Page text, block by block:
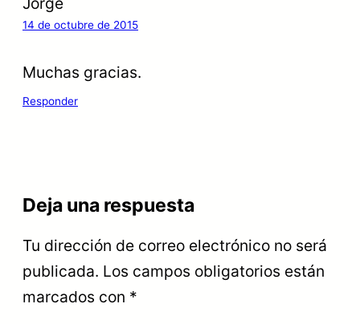
14 de octubre de 2015
Muchas gracias.
Responder
Deja una respuesta
Tu dirección de correo electrónico no será
publicada. Los campos obligatorios están
marcados con *